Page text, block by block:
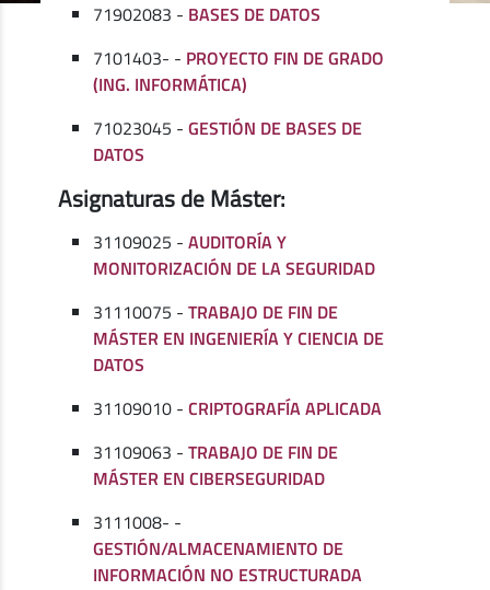
71902083 - BASES DE DATOS
7101403- - PROYECTO FIN DE GRADO
(ING. INFORMÁTICA)
71023045 -GESTIÓN DE BASES DE
DATOS
Asignaturas de Máster:
31109025 -AUDITORÍA Y
MONITORIZACIÓN DE LA SEGURIDAD
31110075 -TRABAJO DE FIN DE
MÁSTER EN INGENIERÍA Y CIENCIA DE
DATOS
31109010 -CRIPTOGRAFÍA APLICADA
31109063 -TRABAJO DE FIN DE
MÁSTER EN CIBERSEGURIDAD
3111008- -
GESTIÓN/ALMACENAMIENTO DE
INFORMACIÓN NO ESTRUCTURADA